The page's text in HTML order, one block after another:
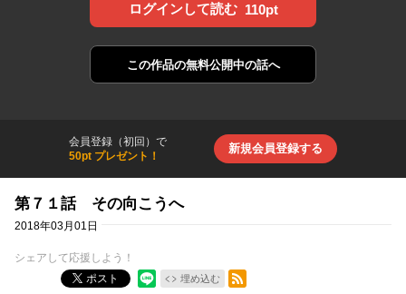
ログインして読む 110pt
この作品の無料公開中の話へ
会員登録（初回）で
50pt プレゼント！
新規会員登録する
第７１話 その向こうへ
2018年03月01日
シェアして応援しよう！
ポスト
埋め込む
RSSフィード